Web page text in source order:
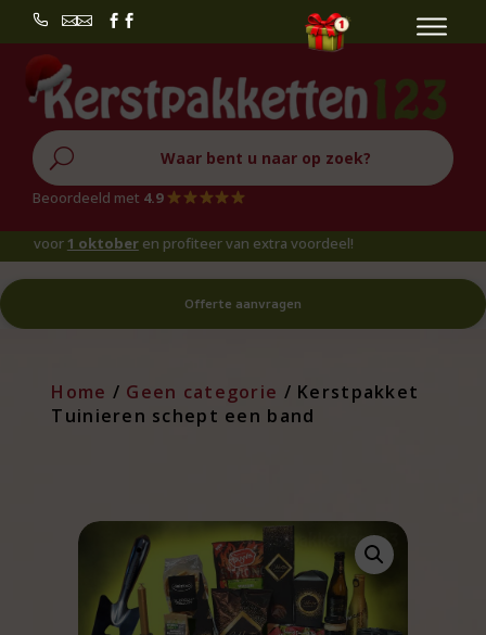
 
U
Beoordeeld met 4.9
1 oktoberen profiteer van extra voordeel!
Offerte aanvragen
Home / Geen categorie / Kerstpakket
Tuinieren schept een band